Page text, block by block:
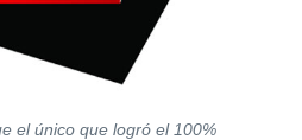
el único que logró el 100%